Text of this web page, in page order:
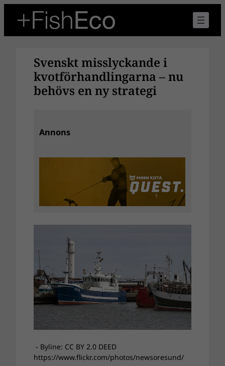
innehåll
Svenskt misslyckande i
kvotförhandlingarna – nu
behövs en ny strategi
Annons
- Byline: CC BY 2.0 DEED
https://www.flickr.com/photos/newsoresund/